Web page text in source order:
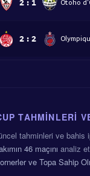
2 : 1 Otoho
2 : 2
TAHMINLERI
tahminleri ve bahis
46 maçını analiz
ve Topa Sahip